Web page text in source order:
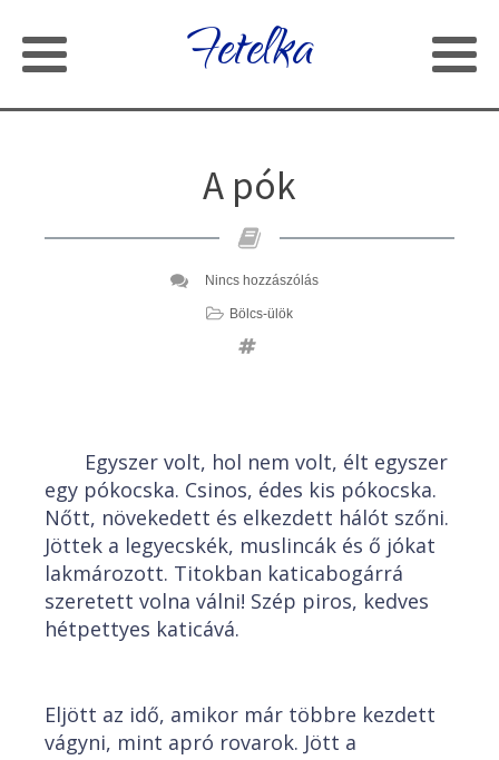
Fetelka
A pók
Nincs hozzászólás
Bölcs-ülök
Egyszer volt, hol nem volt, élt egyszer
egy pókocska. Csinos, édes kis pókocska.
Nőtt, növekedett és elkezdett hálót szőni.
Jöttek a legyecskék, muslincák és ő jókat
lakmározott. Titokban katicabogárrá
szeretett volna válni! Szép piros, kedves
hétpettyes katicává.
Eljött az idő, amikor már többre kezdett
vágyni, mint apró rovarok. Jött a